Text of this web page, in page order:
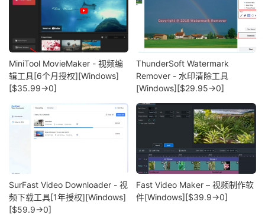
MiniTool MovieMaker - 视频编
辑工具[6个月授权][Windows]
[$35.99→0]
ThunderSoft Watermark
Remover - 水印清除工具
[Windows][$29.95→0]
SurFast Video Downloader - 视
频下载工具[1年授权][Windows]
[$59.9→0]
Fast Video Maker – 视频制作软
件[Windows][$39.9→0]